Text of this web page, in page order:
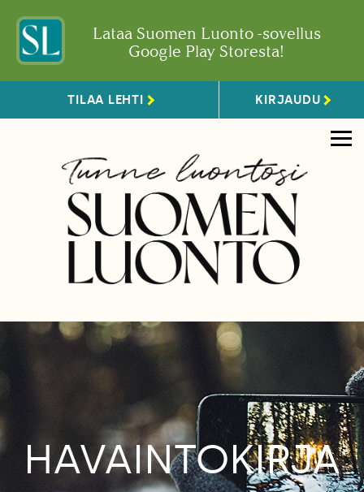
Lataa Suomen Luonto -sovellus
Google Play Storesta!
TILAA LEHTI KIRJAUDU
HAVAINTOKIRJA